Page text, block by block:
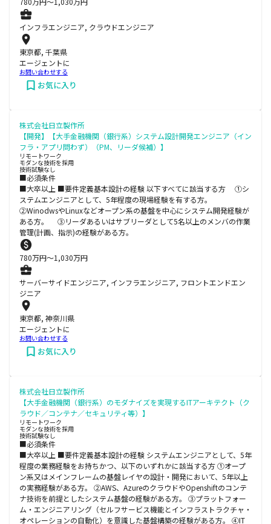
インフラエンジニア, クラウドエンジニア
東京都, 千葉県
エージェントに
お問い合わせする
お気に入り
株式会社日立製作所
【開発】【大手金融機関（銀行系）システム設計開発エンジニア（イン
フラ・アプリ問わず）（PM、リーダ候補）】
リモートワーク
モダンな技術を採用
技術試験なし
■必須条件
■大卒以上 ■要件定義基本設計の経験 以下すべてに該当する方 ①シ
ステムエンジニアとして、5年程度の現場経験を有する方。
②WinodwsやLinuxなどオープン系の基盤を中心にシステム開発経験が
ある方。 ③リーダあるいはサブリーダとして5名以上のメンバの作業
管理(計画、指示)の経験がある方。
780万円〜1,030万円
サーバーサイドエンジニア, インフラエンジニア, フロントエンドエン
ジニア
東京都, 神奈川県
エージェントに
お問い合わせする
お気に入り
株式会社日立製作所
【大手金融機関（銀行系）のモダナイズを実現するITアーキテクト（ク
ラウド／コンテナ／セキュリティ等）】
リモートワーク
モダンな技術を採用
技術試験なし
■必須条件
■大卒以上 ■要件定義基本設計の経験 システムエンジニアとして、5年
程度の業務経験をお持ちかつ、以下のいずれかに該当する方 ①オープ
ン系又はメインフレームの基盤レイヤの設計・開発において、5年以上
の実務経験がある方。 ②AWS、AzureのクラウドやOpenshiftのコンテ
ナ技術を前提としたシステム基盤の経験がある方。 ③プラットフォー
ム・エンジニアリング（セルフサービス機能とインフラストラクチャ・
オペレーションの自動化）を意識した基盤構築の経験がある方。 ④IT